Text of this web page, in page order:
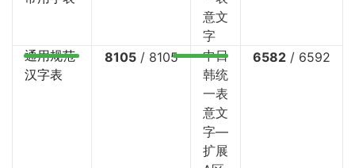
意文
字
通用规范
汉字表
8105 / 8105
中日
韩统
一表
意文
字—
扩展
6582 / 6592